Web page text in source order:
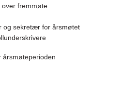
over fremmøte
og sekretær for årsmøtet
årsmøteperioden